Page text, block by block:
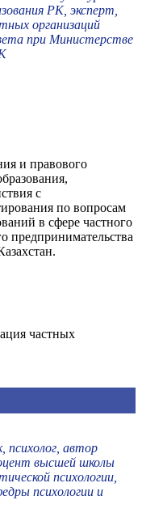
РК, эксперт,
организаций
при Министерстве
и правового
с
по вопросам
в сфере частного
предпринимательства
частных
психолог, автор
высшей школы
психологии,
психологии и